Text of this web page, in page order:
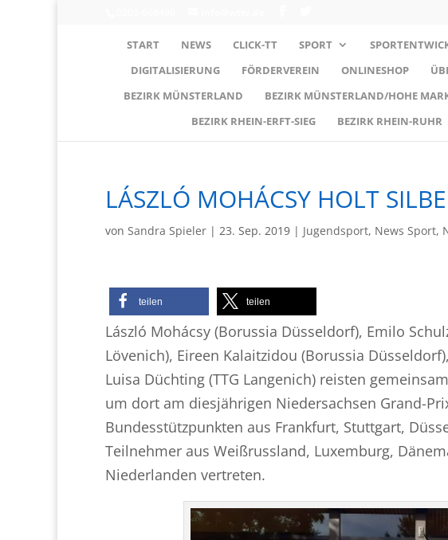
START NEWS CLICK-TT SPORT
DIGITALISIERUNG
FÖRDERVEREIN ONLINESHOP
BEZIRK MÜNSTERLAND
BEZIRK MÜNSTERLAND/HOHE
BEZIRK RHEIN-ERFT-SIEG
BEZIRK RHEIN-RUHR
LÁSZLÓ MOHÁCSY HOLT
von Sandra Spieler | 23. Sep. 2019 | Jugendsport, News Sport,
teilen teilen
László Mohácsy (Borussia Düsseldorf), Emilo
Lövenich), Eireen Kalaitzidou (Borussia
Luisa Düchting (TTG Langenich) reisten
um dort am diesjährigen Niedersachsen Grand-
Bundesstützpunkten aus Frankfurt, Stuttgart,
Teilnehmer aus Weißrussland, Luxemburg,
Niederlanden vertreten.